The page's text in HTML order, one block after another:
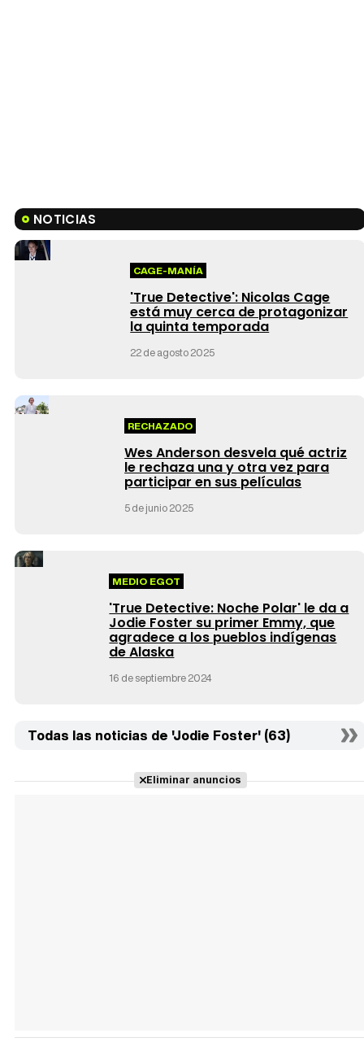
NOTICIAS
CAGE-MANÍA
'True Detective': Nicolas Cage
está muy cerca de protagonizar
la quinta temporada
22 de agosto 2025
RECHAZADO
Wes Anderson desvela qué actriz
le rechaza una y otra vez para
participar en sus películas
5 de junio 2025
MEDIO EGOT
'True Detective: Noche Polar' le da a
Jodie Foster su primer Emmy, que
agradece a los pueblos indígenas
de Alaska
16 de septiembre 2024
Todas las noticias de 'Jodie Foster' (63)
Eliminar anuncios